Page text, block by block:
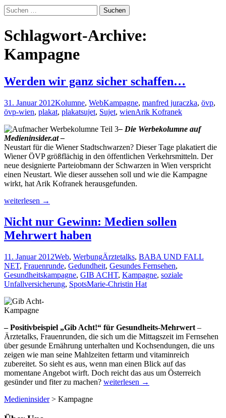
Suchen
nach:
Schlagwort-Archive:
Kampagne
Werden wir ganz sicher schaffen…
31. Januar 2012Kolumne, WebKampagne, manfred juraczka, övp,
övp-wien, plakat, plakatsujet, Sujet, wienArik Kofranek
– Die Werbekolumne auf
Medieninsider.at –
Neustart für die Wiener Stadtschwarzen? Dieser Tage plakatiert die
Wiener ÖVP größflächig in den öffentlichen Verkehrsmitteln. Der
neue designierte Parteiobmann der Schwarzen in Wien verspricht
einen Neustart. Wie dieser aussehen soll und wie die Kampagne
wirkt, hat Arik Kofranek herausgefunden.
Werden
ganz
sicher
schaffen…
weiterlesen →
Nicht nur Gewinn: Medien sollen
Mehrwert haben
11. Januar 2012Web, WerbungÄrztetalks, BABA UND FALL
NET, Frauenrunde, Gedundheit, Gesundes Fernsehen,
Gesundheitskampagne, GIB ACHT, Kampagne, soziale
Unfallversicherung, SpotsMarie-Christin Hat
– Positivbeispiel „Gib Acht!“ für Gesundheits-Mehrwert –
Ärztetalks, Frauenrunden, die sich um die Mittagszeit im Fernsehen
über gesunde Ernährung unterhalten und Kochsendungen, die uns
zeigen wie man seine Mahlzeiten fettarm und vitaminreich
zubereitet. So sieht es aus, wenn man einen Blick auf das
momentane Angebot wirft. Doch reicht das aus um Österreich
gesünder und fiter zu machen? Nicht
weiterlesen →
Medieninsider> Kampagne